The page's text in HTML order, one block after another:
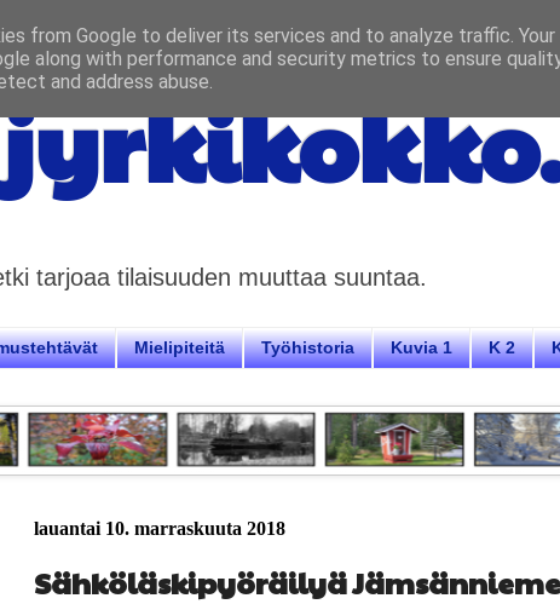
tarjoaa tilaisuuden muuttaa suuntaa.
Mielipiteitä Työhistoria Kuvia 1 K 2
lauantai 10. marraskuuta 2018
Sähköläskipyöräilyä
from Google to deliver its services and to analyze traffic.
along with performance and security metrics to ensure
and address abuse.